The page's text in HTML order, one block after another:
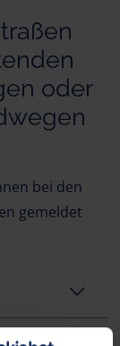
oder
bei den
gemeldet